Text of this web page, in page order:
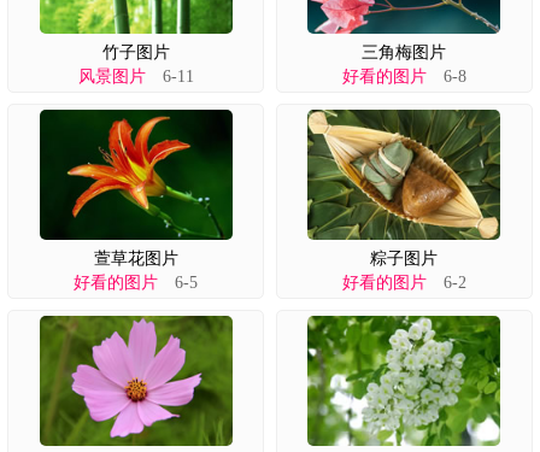
竹子图片
风景图片6-11
三角梅图片
好看的图片6-8
萱草花图片
好看的图片 6-5
粽子图片
好看的图片6-2